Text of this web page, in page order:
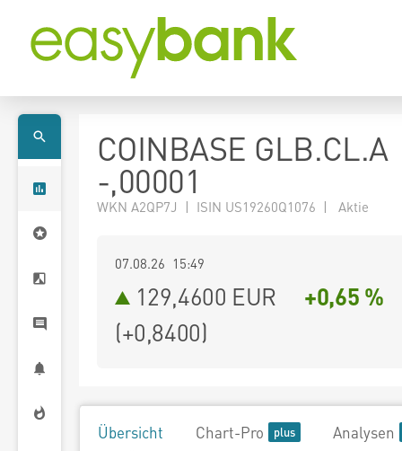
COINBASE GLB.CL.A
-,00001
WKN A2QP7J | ISIN US19260Q1076 | Aktie
07.08.26 15:49
129,4600 EUR
+0,65 %
(+0,8400)
Übersicht Chart-Pro Analysen